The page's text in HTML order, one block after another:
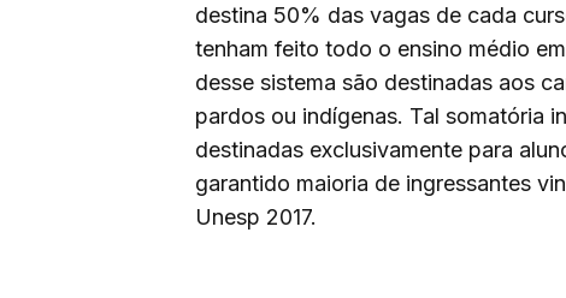
destina 50% das vagas de cada
tenham feito todo o ensino médio
desse sistema são destinadas aos
pardos ou indígenas. Tal somatória
destinadas exclusivamente para
garantido maioria de ingressantes
Unesp 2017.